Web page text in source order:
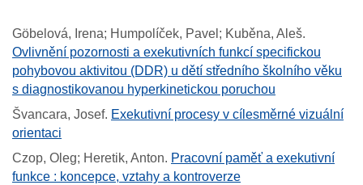
Göbelová, Irena; Humpolíček, Pavel; Kuběna, Aleš.
Ovlivnění pozornosti a exekutivních funkcí specifickou
pohybovou aktivitou (DDR) u dětí středního školního věku
s diagnostikovanou hyperkinetickou poruchou
Švancara, Josef. Exekutivní procesy v cílesměrné vizuální
orientaci
Czop, Oleg; Heretik, Anton. Pracovní paměť a exekutivní
funkce : koncepce, vztahy a kontroverze